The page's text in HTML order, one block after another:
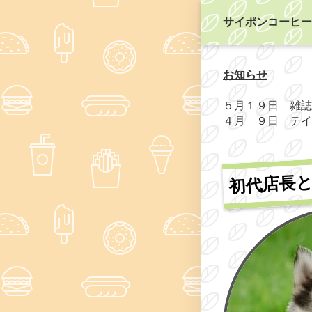
サイポンコーヒー
お知らせ
５月１９日 雑誌
４月 ９日 テイ
初代店長